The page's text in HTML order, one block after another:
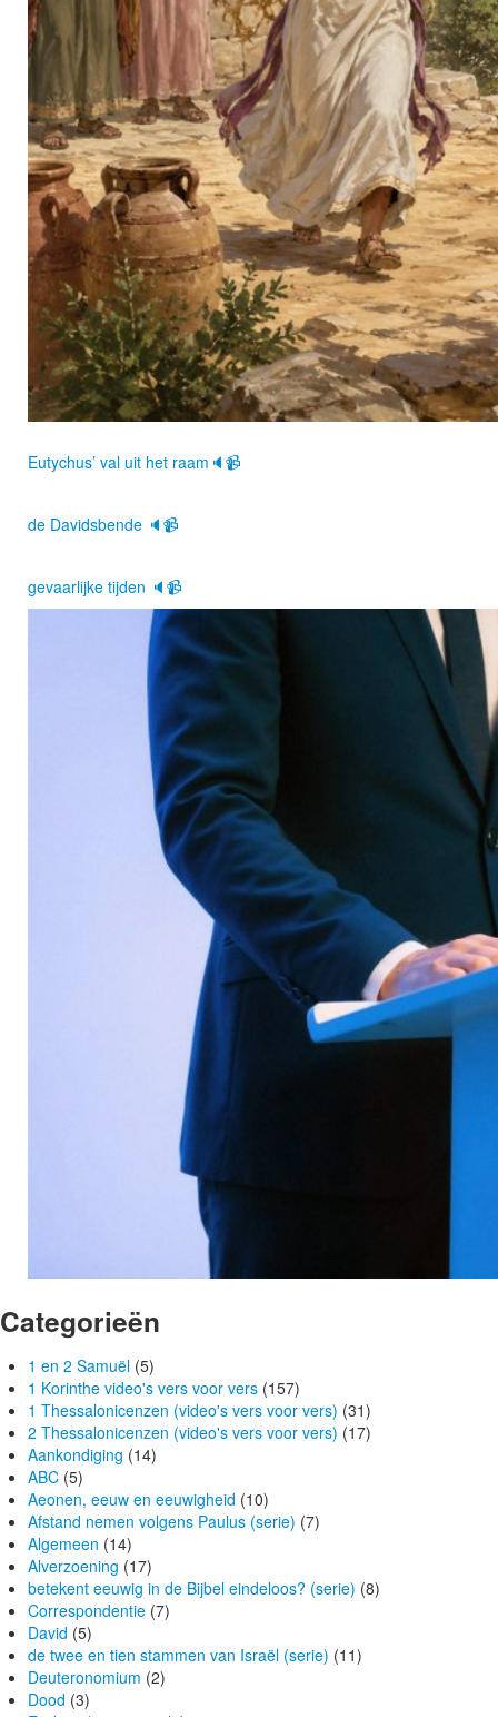
Eutychus’ val uit het raam🔈📹
de Davidsbende 🔈📹
gevaarlijke tijden 🔈📹
Categorieën
1 en 2 Samuël (5)
1 Korinthe video's vers voor vers (157)
1 Thessalonicenzen (video's vers voor vers) (31)
2 Thessalonicenzen (video's vers voor vers) (17)
Aankondiging (14)
ABC (5)
Aeonen, eeuw en eeuwigheid (10)
Afstand nemen volgens Paulus (serie) (7)
Algemeen (14)
Alverzoening (17)
betekent eeuwig in de Bijbel eindeloos? (serie) (8)
Correspondentie (7)
David (5)
de twee en tien stammen van Israël (serie) (11)
Deuteronomium (2)
Dood (3)